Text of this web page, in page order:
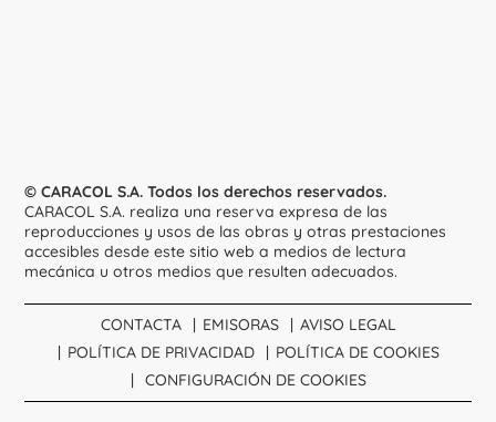
© CARACOL S.A. Todos los derechos reservados.
CARACOL S.A. realiza una reserva expresa de las
reproducciones y usos de las obras y otras prestaciones
accesibles desde este sitio web a medios de lectura
mecánica u otros medios que resulten adecuados.
CONTACTA EMISORAS
AVISO LEGAL
POLÍTICA DE PRIVACIDAD
POLÍTICA DE COOKIES
CONFIGURACIÓN DE COOKIES